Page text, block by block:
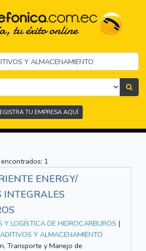
TU EMPRESA AQUÍ
1
ENERGY/
INTEGRALES
Y LOGÍSTICA DE HIDROCARBUROS |
Y ALMACENAMIENTO
Transporte y Manejo de